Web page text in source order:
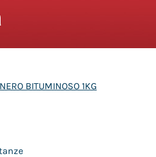
BITUMINOSO 1KG